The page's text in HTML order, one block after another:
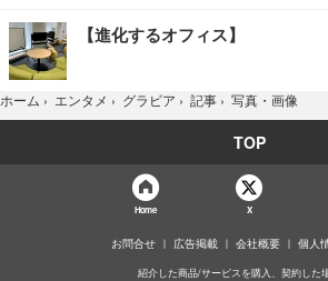
【進化するオフィス】
ホーム › エンタメ › グラビア › 記事 › 写真・画像
TOP
Home X
お問合せ 広告掲載 会社概要 個人
紹介した商品/サービスを購入、契約した場